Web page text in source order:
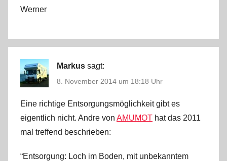
Werner
Markus sagt:
8. November 2014 um 18:18 Uhr
Eine richtige Entsorgungsmöglichkeit gibt es
eigentlich nicht. Andre von AMUMOT hat das 2011
mal treffend beschrieben:
“Entsorgung: Loch im Boden, mit unbekanntem